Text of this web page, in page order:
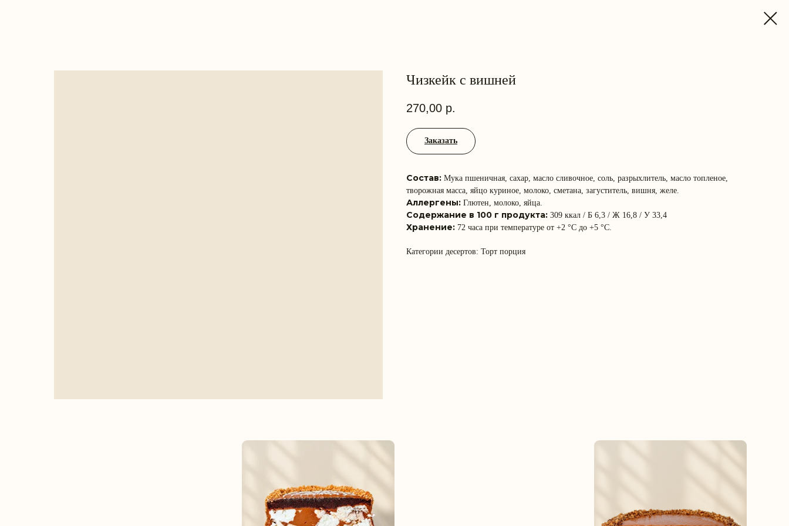
Чизкейк с вишней
270,00 р.
Заказать
Состав: Мука пшеничная, сахар, масло сливочное, соль, разрыхлитель, масло топленое,
творожная масса, яйцо куриное, молоко, сметана, загуститель, вишня, желе.
Аллергены: Глютен, молоко, яйца.
Содержание в 100 г продукта: 309 ккал / Б 6,3 / Ж 16,8 / У 33,4
Хранение: 72 часа при температуре от +2 °С до +5 °С.
Категории десертов: Торт порция